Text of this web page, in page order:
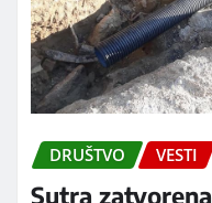
DRUŠTVO VESTI
Sutra zatvorena